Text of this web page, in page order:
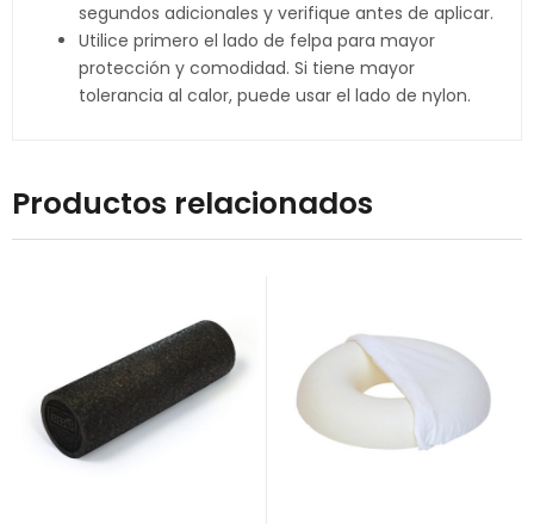
segundos adicionales y verifique antes de aplicar.
Utilice primero el lado de felpa para mayor
protección y comodidad. Si tiene mayor
tolerancia al calor, puede usar el lado de nylon.
Productos relacionados